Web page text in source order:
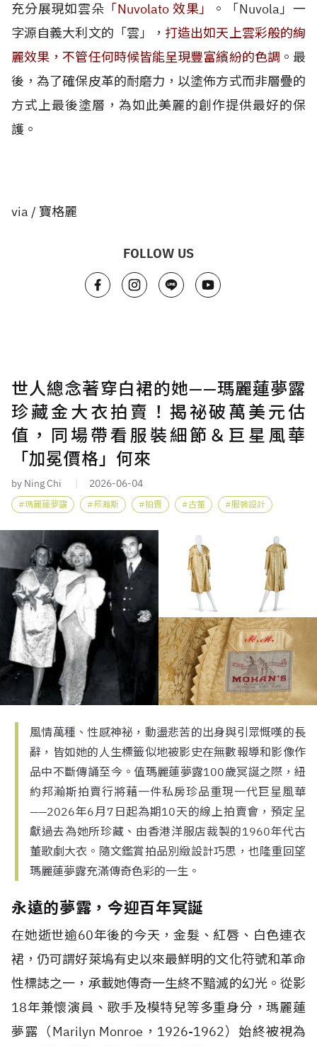
充分展現如雲朵 「Nuvolato 效果」
。「Nuvola」一
字源自義大利文的「雲」， 打造出如天上雲彩般的絢
麗效果，不管任何時候皆能呈現豐富繽紛的色調 。最
後，為了確保皮革的耐磨力，以塗佈方式而非層疊的
方式上最後塗層，為如此美麗的創作提供最好的保
護。
via / 寶格麗
FOLLOW US
世人總念著穿白裙的她——瑪麗蓮夢露
珍藏金大衣拍賣！揭祕破萬美元估
值，同場帶看服裝細節＆巨星風華
「加冕價格」何來
by Ning Chi 2026-06-04
瑪麗蓮夢露 邦瀚斯 拍賣 古董 服裝設計
風情萬種、性感神祕，動盪悲苦的出身與引眾慨嘆的長
辭，皆如她的人生標籤似地被影史在無數報導和影像作
品中不斷傳誦至今。值瑪麗蓮夢露100歲冥誕之際，紐
約邦瀚斯拍賣行將藉一件私房珍品重現一代巨星風華
——2026年6月7日起為期10天的線上拍賣會，預定呈
獻過去為她所珍藏、由香港洋服店裁製的1960年代古
董歌劇大衣。隨文鑑賞拍品別緻設計巧思，也隆重回望
瑪麗蓮夢露充滿傳奇色彩的一生。
永遠的夢露，今迎百年冥誕
在她逝世逾60年後的今天，金髮、紅唇、白色連衣
裙，仍可謂好萊塢有史以來最鮮明的文化符號和革命
性標誌之一，承載她傳奇一生終不黯滅的幻光。從影
18年兼懷演員、歌手及模特兒等多重身分，瑪麗蓮
夢露（Marilyn Monroe，1926-1962）始終被視為